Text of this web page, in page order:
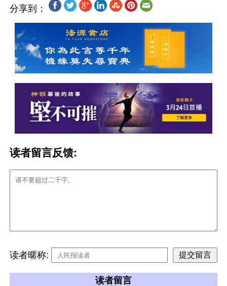
分享到：
读者留言反馈:
读者暱称:
读者留言